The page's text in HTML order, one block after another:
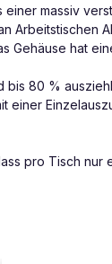
einer massiv
Arbeitstischen
Gehäuse hat
bis 80 %
einer
pro Tisch nur